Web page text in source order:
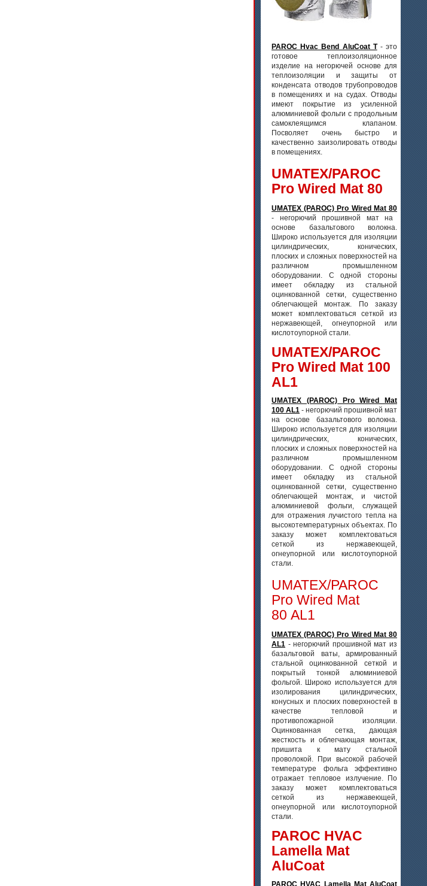
PAROC Hvac Bend AluCoat T- это
готовое теплоизоляционное
изделие на негорючей основе для
теплоизоляции и защиты от
конденсата отводов трубопроводов
в помещениях и на судах. Отводы
имеют покрытие из усиленной
алюминиевой фольги с продольным
самоклеящимся клапаном.
Посволяет очень быстро и
качественно заизолировать отводы
в помещениях.
UMATEX/PAROC
Pro Wired Mat 80
UMATEX (PAROC) Pro Wired Mat 80
- негорючий прошивной мат на
основе базальтового волокна.
Широко используется для изоляции
цилиндрических, конических,
плоских и сложных поверхностей на
различном промышленном
оборудовании. С одной стороны
имеет обкладку из стальной
оцинкованной сетки, существенно
облегчающей монтаж. По заказу
может комплектоваться сеткой из
нержавеющей, огнеупорной или
кислотоупорной стали.
UMATEX/PAROC
Pro Wired Mat 100
AL1
UMATEX (PAROC) Pro Wired Mat
100 AL1 - негорючий прошивной мат
на основе базальтового волокна.
Широко используется для изоляции
цилиндрических, конических,
плоских и сложных поверхностей на
различном промышленном
оборудовании. С одной стороны
имеет обкладку из стальной
оцинкованной сетки, существенно
облегчающей монтаж, и чистой
алюминиевой фольги, служащей
для отражения лучистого тепла на
высокотемпературных объектах. По
заказу может комплектоваться
сеткой из нержавеющей,
огнеупорной или кислотоупорной
стали.
UMATEX/PAROC
Pro Wired Mat
80 AL1
UMATEX (PAROC) Pro Wired Mat 80
AL1 - негорючий прошивной мат из
базальтовой ваты, армированный
стальной оцинкованной сеткой и
покрытый тонкой алюминиевой
фольгой. Широко используется для
изолирования цилиндрических,
конусных и плоских поверхностей в
качестве тепловой и
противопожарной изоляции.
Оцинкованная сетка, дающая
жесткость и облегчающая монтаж,
пришита к мату стальной
проволокой. При высокой рабочей
температуре фольга эффективно
отражает тепловое излучение. По
заказу может комплектоваться
сеткой из нержавеющей,
огнеупорной или кислотоупорной
стали.
PAROC HVAC
Lamella Mat
AluCoat
PAROC HVAC Lamella Mat AluCoat